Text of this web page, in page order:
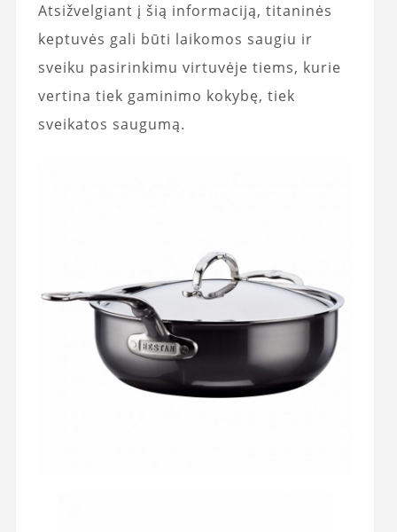
Atsižvelgiant į šią informaciją, titaninės
keptuvės gali būti laikomos saugiu ir
sveiku pasirinkimu virtuvėje tiems, kurie
vertina tiek gaminimo kokybę, tiek
sveikatos saugumą.